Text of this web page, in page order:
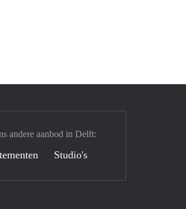
andere aanbod in Delft:
Studio's